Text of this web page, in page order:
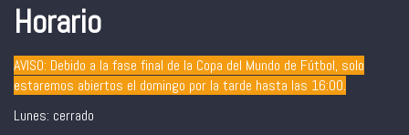
Horario
AVISO: Debido a la fase final de la Copa del Mundo de Fútbol, solo
estaremos abiertos el domingo por la tarde hasta las 16:00.
Lunes: cerrado